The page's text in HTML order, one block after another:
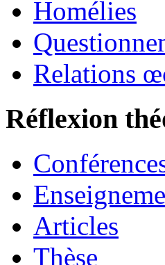
Homélies
Relations
Réflexion
Articles
Thèse